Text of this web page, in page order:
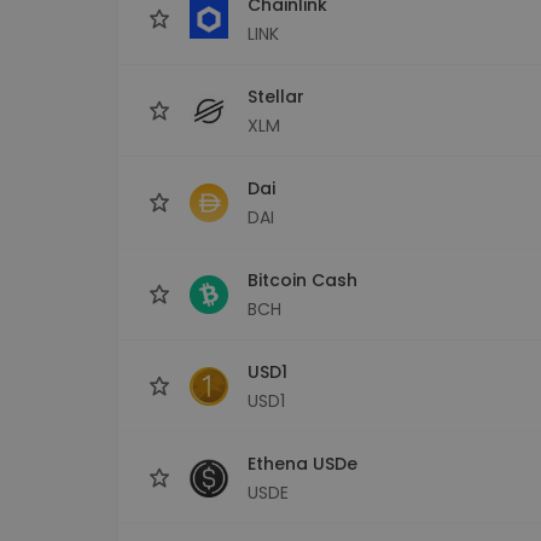
LINK
Stellar
XLM
Dai
DAI
Bitcoin Cash
BCH
USD1
USD1
Ethena USDe
USDE